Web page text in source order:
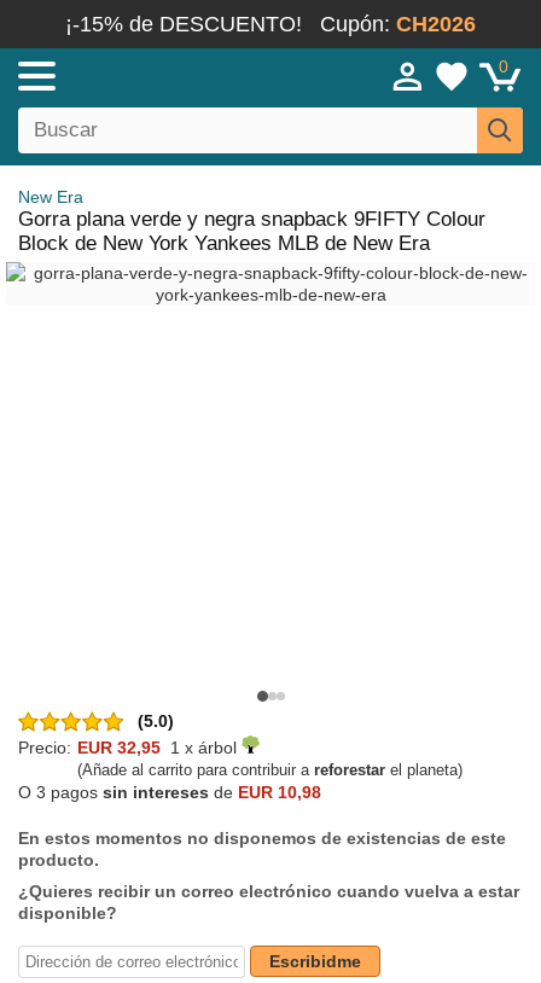
¡-15% de DESCUENTO! Cupón: CH2026
0
New Era
Gorra plana verde y negra snapback 9FIFTY Colour
Block de New York Yankees MLB de New Era
(5.0)
Precio: EUR 32,95 1 x árbol
(Añade al carrito para contribuir a reforestar el planeta)
O 3 pagos sin intereses de EUR 10,98
En estos momentos no disponemos de existencias de este
producto.
¿Quieres recibir un correo electrónico cuando vuelva a estar
disponible?
Escribidme